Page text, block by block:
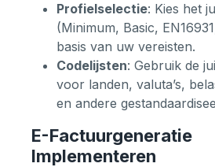
Profielselectie: Kies het
(Minimum, Basic,
basis van uw vereisten.
Codelijsten: Gebruik de
voor landen, valuta’s,
en andere
E-Factuurgeneratie
Implementeren